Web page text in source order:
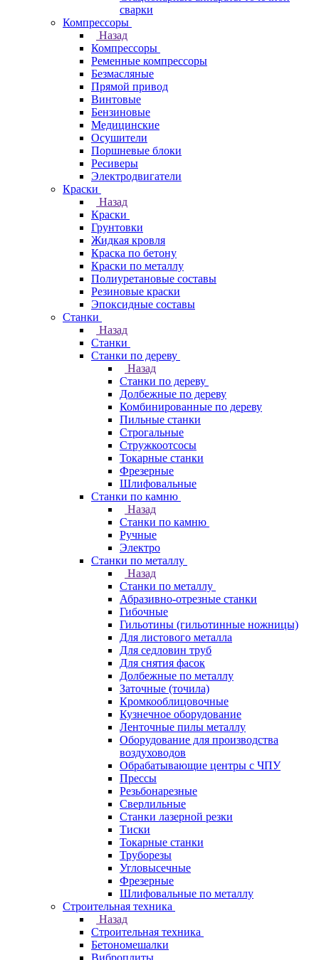
сварки
Компрессоры
Назад
Компрессоры
Ременные компрессоры
Безмасляные
Прямой привод
Винтовые
Бензиновые
Медицинские
Осушители
Поршневые блоки
Ресиверы
Электродвигатели
Краски
Назад
Краски
Грунтовки
Жидкая кровля
Краска по бетону
Краски по металлу
Полиуретановые составы
Резиновые краски
Эпоксидные составы
Станки
Назад
Станки
Станки по дереву
Назад
Станки по дереву
Долбежные по дереву
Комбинированные по дереву
Пильные станки
Строгальные
Стружкоотсосы
Токарные станки
Фрезерные
Шлифовальные
Станки по камню
Назад
Станки по камню
Ручные
Электро
Станки по металлу
Назад
Станки по металлу
Абразивно-отрезные станки
Гибочные
Гильотины (гильотинные ножницы)
Для листового металла
Для седловин труб
Для снятия фасок
Долбежные по металлу
Заточные (точила)
Кромкооблицовочные
Кузнечное оборудование
Ленточные пилы металлу
Оборудование для производства
воздуховодов
Обрабатывающие центры с ЧПУ
Прессы
Резьбонарезные
Сверлильные
Станки лазерной резки
Тиски
Токарные станки
Труборезы
Угловысечные
Фрезерные
Шлифовальные по металлу
Строительная техника
Назад
Строительная техника
Бетономешалки
Виброплиты